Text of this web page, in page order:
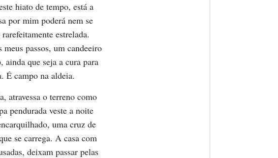
hiato de tempo, está a
por mim poderá nem se
estrelada.
passos, um candeeiro
ainda que seja a cura para
É campo na aldeia.
atravessa o terreno como
pendurada veste a noite
uma cruz de
se carrega. A casa com
deixam passar pelas